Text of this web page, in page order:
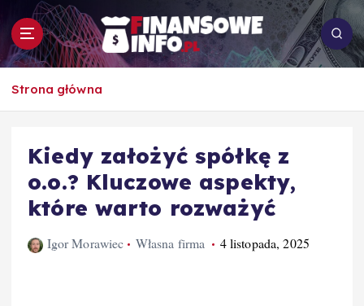
p
To i owo o rachunkowości, pracy, biznesie i
Strona główna
Kiedy założyć spółkę z
o.o.? Kluczowe aspekty,
które warto rozważyć
Igor Morawiec Własna firma 4 listopada, 2025